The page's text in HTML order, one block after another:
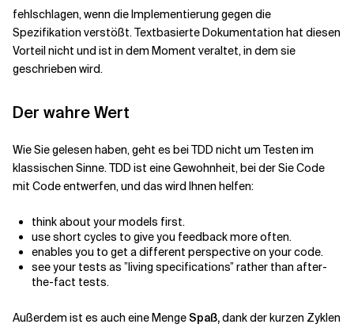
fehlschlagen, wenn die Implementierung gegen die
Spezifikation verstößt. Textbasierte Dokumentation hat diesen
Vorteil nicht und ist in dem Moment veraltet, in dem sie
geschrieben wird.
Der wahre Wert
Wie Sie gelesen haben, geht es bei TDD nicht um Testen im
klassischen Sinne. TDD ist eine Gewohnheit, bei der Sie Code
mit Code entwerfen, und das wird Ihnen helfen:
think about your models first.
use short cycles to give you feedback more often.
enables you to get a different perspective on your code.
see your tests as ”living specifications” rather than after-
the-fact tests.
Außerdem ist es auch eine MengeSpaß,dank der kurzen Zyklen